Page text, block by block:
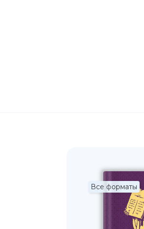
Все форматы